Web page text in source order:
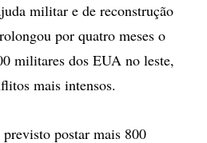
militar e de reconstrução
por quatro meses o
militares dos EUA no leste,
mais intensos.
postar mais 800